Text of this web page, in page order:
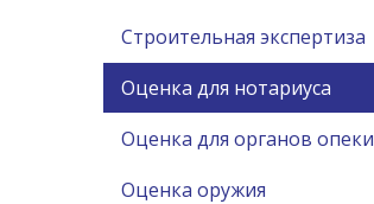
Строительная экспертиза
Оценка для нотариуса
Оценка для органов опеки
Оценка оружия